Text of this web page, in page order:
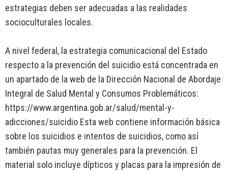
estrategias deben ser adecuadas a las realidades
socioculturales locales.
A nivel federal, la estrategia comunicacional del Estado
respecto a la prevención del suicidio está concentrada en
un apartado de la web de la Dirección Nacional de Abordaje
Integral de Salud Mental y Consumos Problemáticos:
https://www.argentina.gob.ar/salud/mental-y-
adicciones/suicidio Esta web contiene información básica
sobre los suicidios e intentos de suicidios, como así
también pautas muy generales para la prevención. El
material solo incluye dípticos y placas para la impresión de